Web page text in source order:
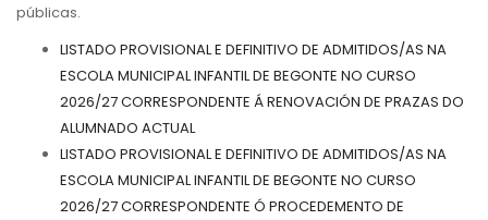
públicas.
LISTADO PROVISIONAL E DEFINITIVO DE ADMITIDOS/AS NA
ESCOLA MUNICIPAL INFANTIL DE BEGONTE NO CURSO
2026/27 CORRESPONDENTE Á RENOVACIÓN DE PRAZAS DO
ALUMNADO ACTUAL
LISTADO PROVISIONAL E DEFINITIVO DE ADMITIDOS/AS NA
ESCOLA MUNICIPAL INFANTIL DE BEGONTE NO CURSO
2026/27 CORRESPONDENTE Ó PROCEDEMENTO DE